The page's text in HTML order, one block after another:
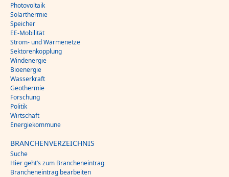
Photovoltaik
Solarthermie
Speicher
EE-Mobilität
Strom- und Wärmenetze
Sektorenkopplung
Windenergie
Bioenergie
Wasserkraft
Geothermie
Forschung
Politik
Wirtschaft
Energiekommune
BRANCHENVERZEICHNIS
Suche
Hier geht’s zum Brancheneintrag
Brancheneintrag bearbeiten